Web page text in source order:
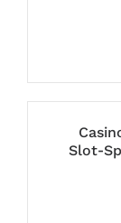
Slot-